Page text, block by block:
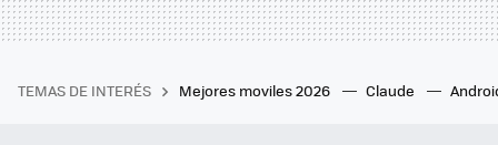
TEMAS DE INTERÉS Mejores moviles 2026 Claude